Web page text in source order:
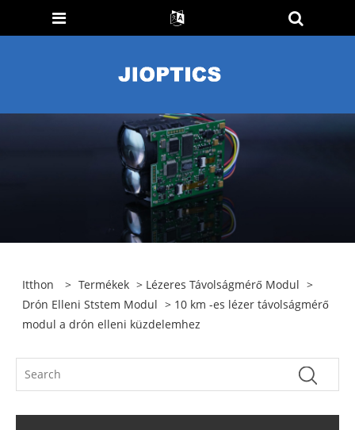
Itthon > Termékek > Lézeres Távolságmérő Modul >
Drón Elleni Ststem Modul > 10 km -es lézer távolságmérő
modul a drón elleni küzdelemhez